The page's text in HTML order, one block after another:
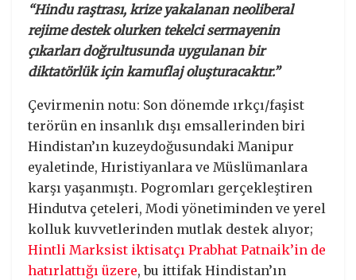
“Hindu raştrası, krize yakalanan neoliberal
rejime destek olurken tekelci sermayenin
çıkarları doğrultusunda uygulanan bir
diktatörlük için kamuflaj oluşturacaktır.”
Çevirmenin notu: Son dönemde ırkçı/faşist
terörün en insanlık dışı emsallerinden biri
Hindistan’ın kuzeydoğusundaki Manipur
eyaletinde, Hıristiyanlara ve Müslümanlara
karşı yaşanmıştı. Pogromları gerçekleştiren
Hindutva çeteleri, Modi yönetiminden ve yerel
kolluk kuvvetlerinden mutlak destek alıyor;
Hintli Marksist iktisatçı Prabhat Patnaik’in de
hatırlattığı üzere, bu ittifak Hindistan’ın